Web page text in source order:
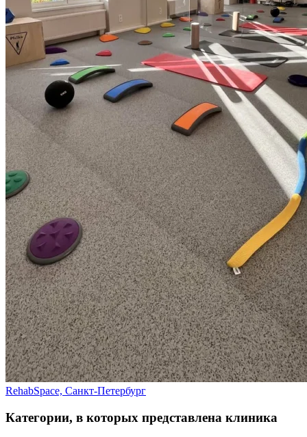
RehabSpace, Санкт-Петербург
Категории, в которых представлена клиника